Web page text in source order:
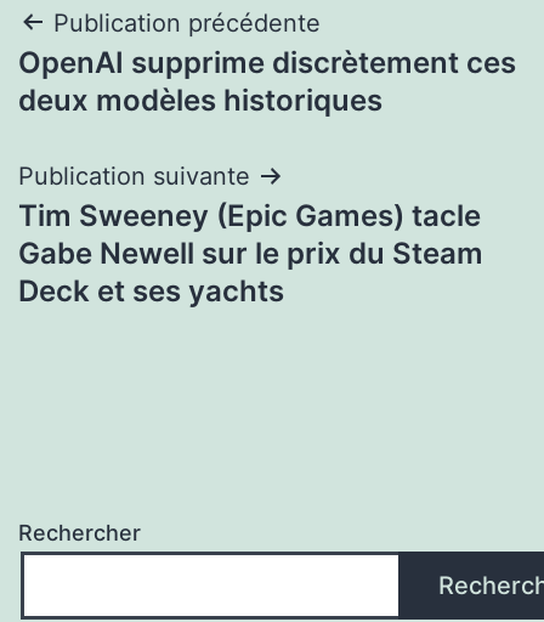
Navigation
de
Publication précédente
OpenAI supprime discrètement ces
deux modèles historiques
Publication suivante
Tim Sweeney (Epic Games) tacle
Gabe Newell sur le prix du Steam
Deck et ses yachts
Rechercher